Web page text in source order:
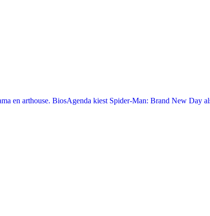
en arthouse. BiosAgenda kiest Spider-Man: Brand New Day